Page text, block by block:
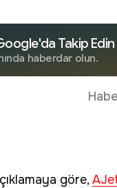
Takip Edin
haberdar olun.
göre,